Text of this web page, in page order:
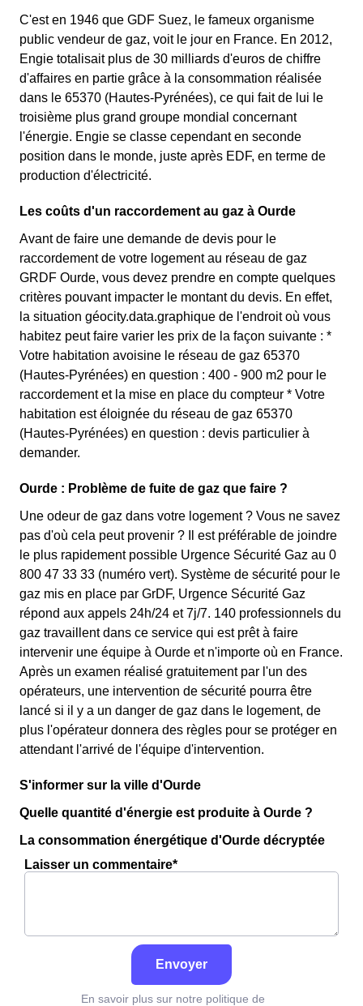
C'est en 1946 que GDF Suez, le fameux organisme
public vendeur de gaz, voit le jour en France. En 2012,
Engie totalisait plus de 30 milliards d'euros de chiffre
d'affaires en partie grâce à la consommation réalisée
dans le 65370 (Hautes-Pyrénées), ce qui fait de lui le
troisième plus grand groupe mondial concernant
l'énergie. Engie se classe cependant en seconde
position dans le monde, juste après EDF, en terme de
production d'électricité.
Les coûts d'un raccordement au gaz à Ourde
Avant de faire une demande de devis pour le
raccordement de votre logement au réseau de gaz
GRDF Ourde, vous devez prendre en compte quelques
critères pouvant impacter le montant du devis. En effet,
la situation géocity.data.graphique de l'endroit où vous
habitez peut faire varier les prix de la façon suivante : *
Votre habitation avoisine le réseau de gaz 65370
(Hautes-Pyrénées) en question : 400 - 900 m2 pour le
raccordement et la mise en place du compteur * Votre
habitation est éloignée du réseau de gaz 65370
(Hautes-Pyrénées) en question : devis particulier à
demander.
Ourde : Problème de fuite de gaz que faire ?
Une odeur de gaz dans votre logement ? Vous ne savez
pas d'où cela peut provenir ? Il est préférable de joindre
le plus rapidement possible Urgence Sécurité Gaz au 0
800 47 33 33 (numéro vert). Système de sécurité pour le
gaz mis en place par GrDF, Urgence Sécurité Gaz
répond aux appels 24h/24 et 7j/7. 140 professionnels du
gaz travaillent dans ce service qui est prêt à faire
intervenir une équipe à Ourde et n'importe où en France.
Après un examen réalisé gratuitement par l'un des
opérateurs, une intervention de sécurité pourra être
lancé si il y a un danger de gaz dans le logement, de
plus l'opérateur donnera des règles pour se protéger en
attendant l'arrivé de l'équipe d'intervention.
S'informer sur la ville d'Ourde
Quelle quantité d'énergie est produite à Ourde ?
La consommation énergétique d'Ourde décryptée
Laisser un commentaire*
Envoyer
En savoir plus sur notre politique de